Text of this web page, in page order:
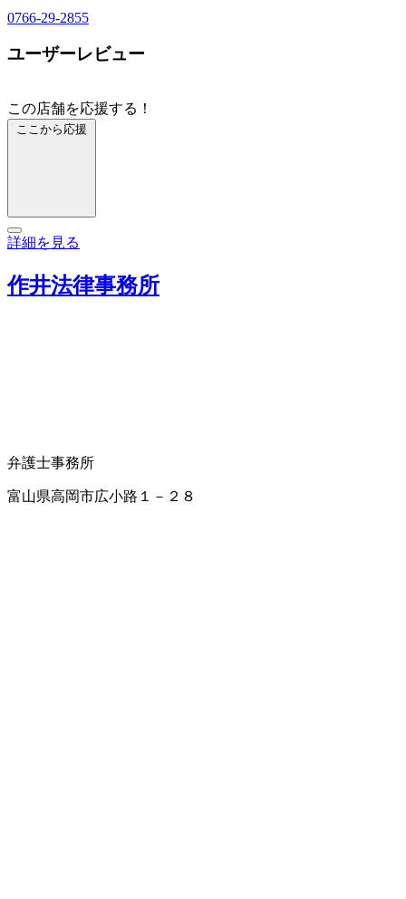
0766-29-2855
ユーザーレビュー
この店舗を応援する！
ここから応援
詳細を見る
作井法律事務所
弁護士事務所
富山県高岡市広小路１－２８